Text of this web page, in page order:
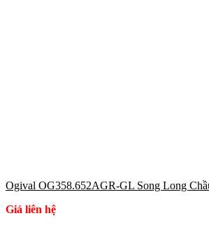
Ogival OG358.652AGR-GL Song Long
Giá liên hệ